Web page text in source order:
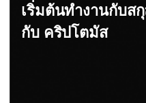
เริ่มต้นทำงานกับส
กับ คริปโตมัส